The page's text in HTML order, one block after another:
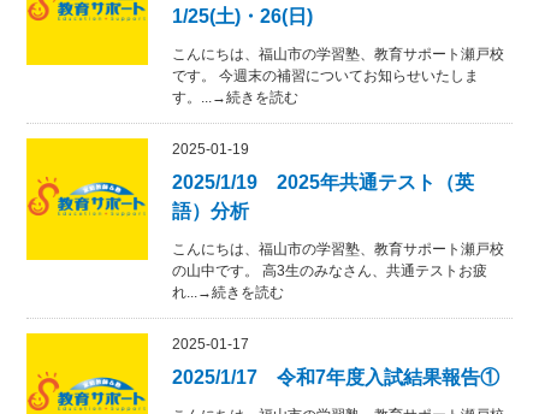
1/25(土)・26(日)
こんにちは、福山市の学習塾、教育サポート瀬戸校
です。 今週末の補習についてお知らせいたしま
す。...→続きを読む
2025-01-19
2025/1/19 2025年共通テスト（英
語）分析
こんにちは、福山市の学習塾、教育サポート瀬戸校
の山中です。 高3生のみなさん、共通テストお疲
れ...→続きを読む
2025-01-17
2025/1/17 令和7年度入試結果報告①